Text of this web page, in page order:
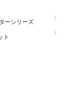
ーシリーズ
ト